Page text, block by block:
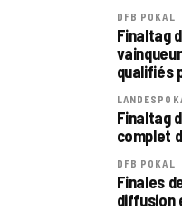
DFB POKAL
Finaltag
qualifiés
Finaltag
complet
DFB POKAL
Finales
diffusion